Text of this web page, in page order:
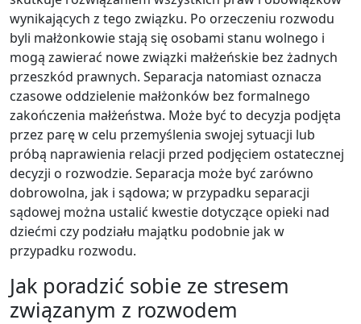
wynikających z tego związku. Po orzeczeniu rozwodu
byli małżonkowie stają się osobami stanu wolnego i
mogą zawierać nowe związki małżeńskie bez żadnych
przeszkód prawnych. Separacja natomiast oznacza
czasowe oddzielenie małżonków bez formalnego
zakończenia małżeństwa. Może być to decyzja podjęta
przez parę w celu przemyślenia swojej sytuacji lub
próbą naprawienia relacji przed podjęciem ostatecznej
decyzji o rozwodzie. Separacja może być zarówno
dobrowolna, jak i sądowa; w przypadku separacji
sądowej można ustalić kwestie dotyczące opieki nad
dziećmi czy podziału majątku podobnie jak w
przypadku rozwodu.
Jak poradzić sobie ze stresem
związanym z rozwodem